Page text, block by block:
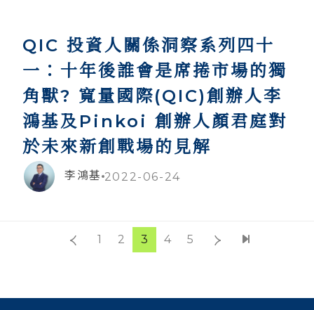
QIC 投資人關係洞察系列四十
一：十年後誰會是席捲市場的獨
角獸? 寬量國際(QIC)創辦人李
鴻基及Pinkoi 創辦人顏君庭對
於未來新創戰場的見解
李鴻基 2022-06-24
1 2 3 4 5